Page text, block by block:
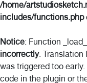
/home/
includes/functions.php
Notice: Function
incorrectly. Translation
was triggered too
code in the plugin or